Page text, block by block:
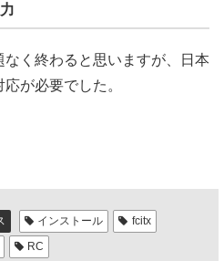
く終わると思いますが、日本
が必要でした。
インストール
fcitx
RC